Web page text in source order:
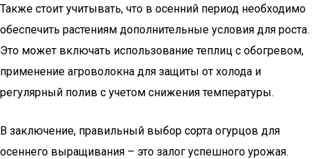
Также стоит учитывать, что в осенний период необходимо
обеспечить растениям дополнительные условия для роста.
Это может включать использование теплиц с обогревом,
применение агроволокна для защиты от холода и
регулярный полив с учетом снижения температуры.
В заключение, правильный выбор сорта огурцов для
осеннего выращивания – это залог успешного урожая.